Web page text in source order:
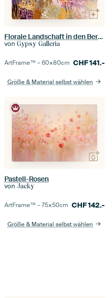
Florale Landschaft in den Bergen
von Gypsy Galleria
ArtFrame™ –60×80cm CHF141.-
Größe & Material selbst wählen
Pastell-Rosen
von Jacky
ArtFrame™ –75×50cm CHF142.-
Größe & Material selbst wählen